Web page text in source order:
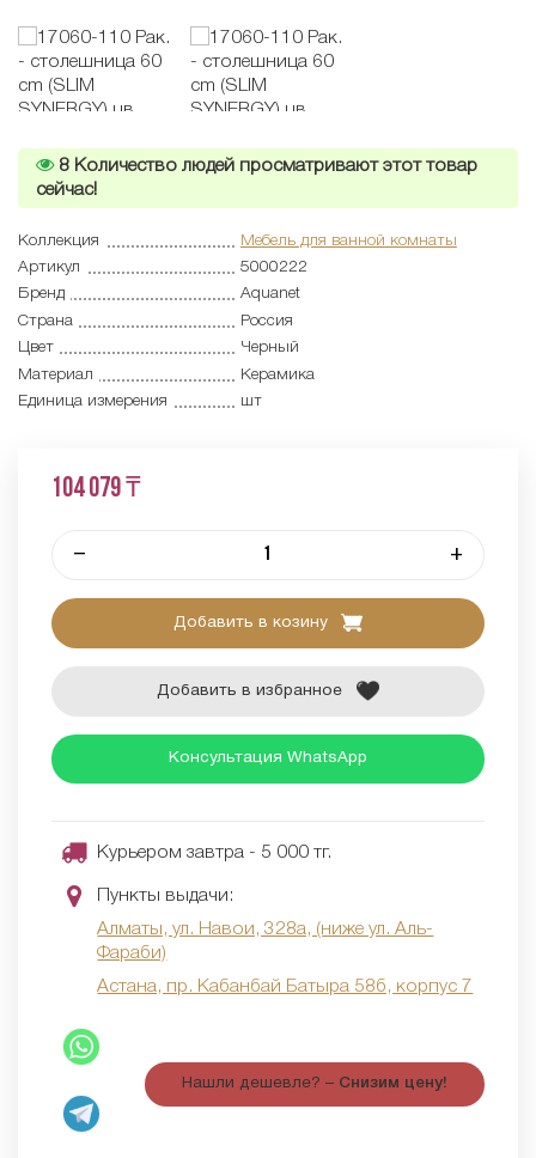
8 Количество людей просматривают этот товар
сейчас!
Коллекция
Мебель для ванной комнаты
Артикул
5000222
Бренд
Aquanet
Страна
Россия
Цвет
Черный
Материал
Керамика
Единица измерения
шт
104 079 ₸
– +
Добавить в козину
Добавить в избранное
Консультация WhatsApp
Курьером завтра - 5 000 тг.
Пункты выдачи:
Алматы, ул. Навои, 328а, (ниже ул. Аль-
Фараби)
Астана, пр. Кабанбай Батыра 58б, корпус 7
Нашли дешевле? – Снизим цену!